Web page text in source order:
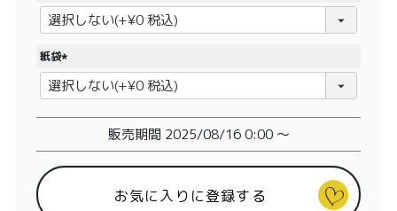
メンバー特典
ご利用ガイド
プライバシーポリシー
特定商取引法に基づく表記
(
必
紙袋
(
必
販売期間 2025/08/16 0:00 〜
お気に入りに登録する